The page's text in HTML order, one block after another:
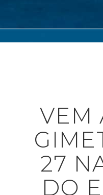
VEM
27
DO